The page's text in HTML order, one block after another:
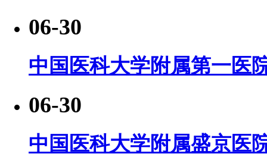
06-30
中国医科大学附属第一医
06-30
中国医科大学附属盛京医